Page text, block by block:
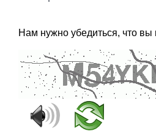
Нам нужно убедиться, что вы